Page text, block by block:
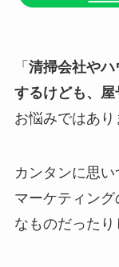
「 清掃会社や
するけども、屋
お悩みではあり
カンタンに思
マーケティン
なものだったり